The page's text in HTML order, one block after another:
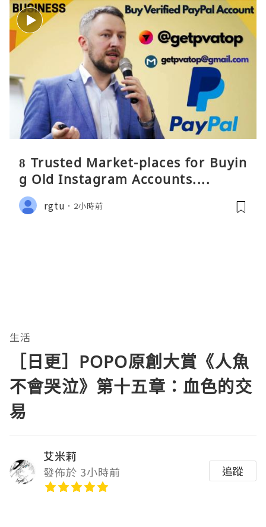
8 Trusted Market-places for Buyin
g Old Instagram Accounts....
rgtu 2小時前
生活
［日更］POPO原創大賞《人魚
不會哭泣》第十五章：血色的交
易
艾米莉
發佈於 3小時前
追蹤